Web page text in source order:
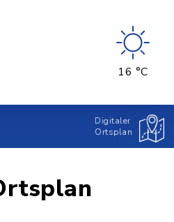
16 °C
Digitaler
Ortsplan